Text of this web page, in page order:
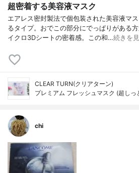
超密着する美容液マスク
エアレス密封製法で個包装された美容液マ
るタイプ。おでこの部分にでっぱりがある
イクロ3Dシートの密着感。この和…続きを
CLEAR TURN(クリアターン)
プレミアム フレッシュマスク (超しっ
chi